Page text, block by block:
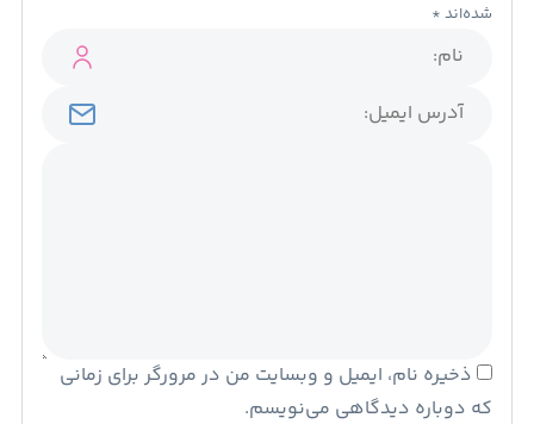
شده‌اند *
ذخیره نام، ایمیل و وبسایت من در مرورگر برای زمانی
که دوباره دیدگاهی می‌نویسم.